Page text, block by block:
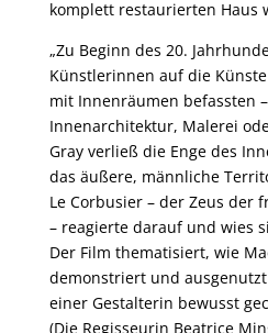
komplett restaurierten Haus
„Zu Beginn des 20.
Künstlerinnen auf die
mit Innenräumen befassten
Innenarchitektur, Malerei
Gray verließ die Enge des
das äußere, männliche
Le Corbusier – der Zeus der
– reagierte darauf und wies
Der Film thematisiert, wie
demonstriert und
einer Gestalterin bewusst
(Die Regisseurin Beatrice